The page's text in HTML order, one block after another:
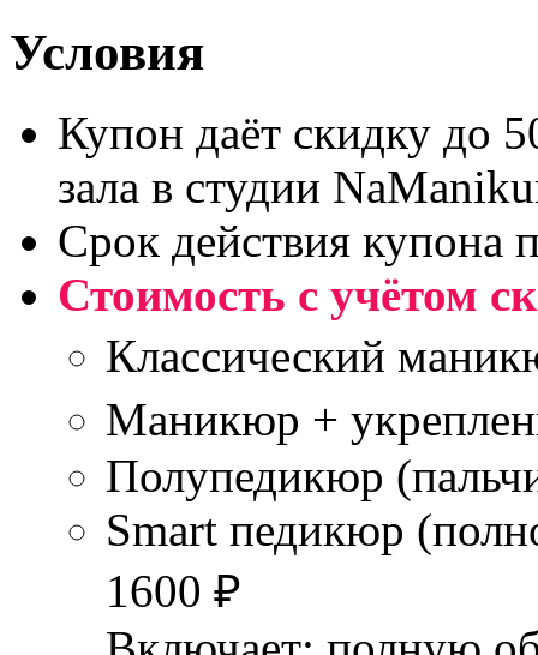
Условия
Купон даёт скидку до
зала в студии
Срок действия купона
Стоимость с учётом
Классический
Маникюр +
Полупедикюр
Smart педикюр
1600 ₽